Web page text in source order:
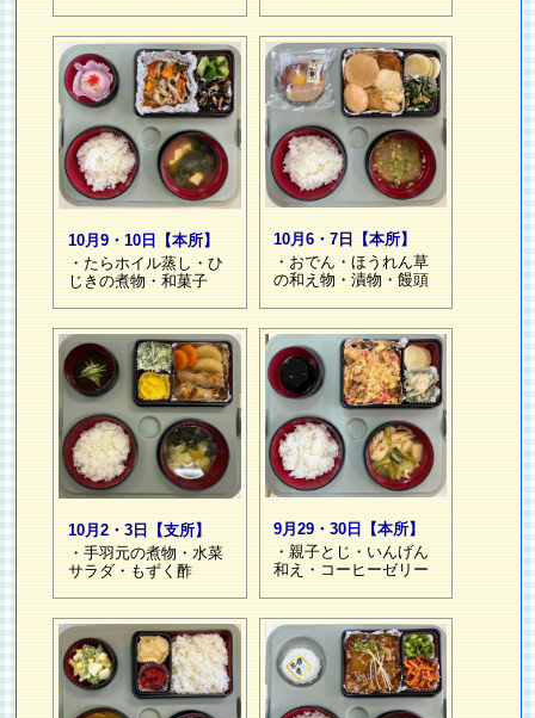
10月9・10日【本所】
・たらホイル蒸し・ひ
じきの煮物・和菓子
10月6・7日【本所】
・おでん・ほうれん草
の和え物・漬物・饅頭
10月2・3日【支所】
・手羽元の煮物・水菜
サラダ・もずく酢
9月29・30日【本所】
・親子とじ・いんげん
和え・コーヒーゼリー